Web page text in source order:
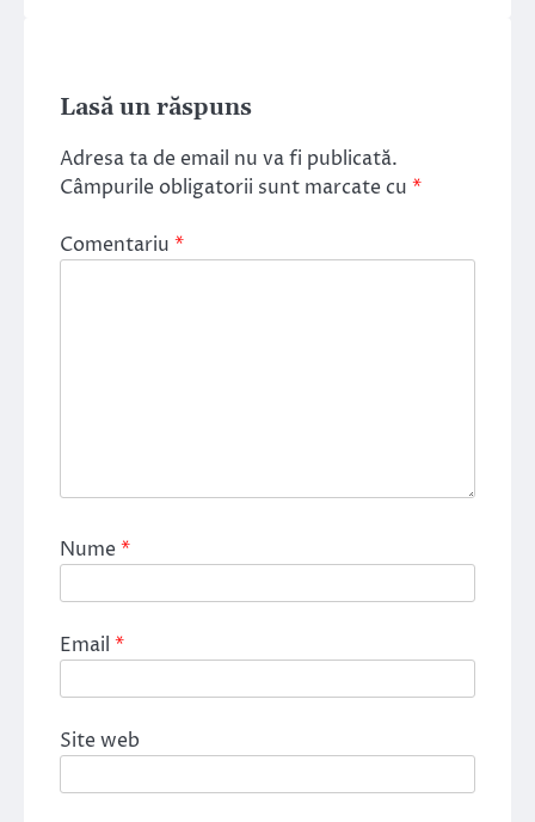
Lasă un răspuns
Adresa ta de email nu va fi publicată.
Câmpurile obligatorii sunt marcate cu *
Comentariu *
Nume*
Email *
Site web